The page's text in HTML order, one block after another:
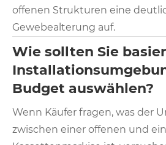
offenen Strukturen eine
Gewebealterung auf.
Wie sollten Sie
Budget auswählen?
Wenn Käufer fragen, was der
zwischen einer offenen und